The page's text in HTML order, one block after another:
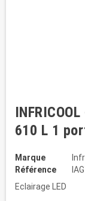
610 L 1
Marque
Référence
Eclairage LED